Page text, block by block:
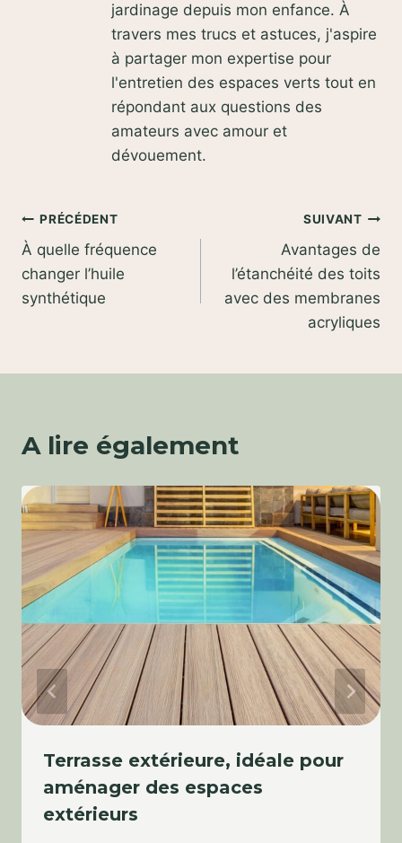
jardinage depuis mon enfance. À
travers mes trucs et astuces, j'aspire
à partager mon expertise pour
l'entretien des espaces verts tout en
répondant aux questions des
amateurs avec amour et
dévouement.
Navigation
de
l’article
PRÉCÉDENT
À quelle fréquence
changer l’huile
synthétique
SUIVANT
Avantages de
l’étanchéité des toits
avec des membranes
acryliques
A lire également
Terrasse extérieure, idéale pour
aménager des espaces
extérieurs